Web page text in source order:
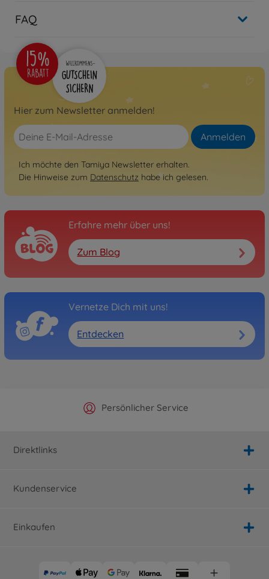
FAQ
Hier zum Newsletter anmelden!
Anmelden
Ich möchte den Tamiya Newsletter erhalten.
Die Hinweise zum Datenschutz habe ich gelesen.
Erfahre mehr über uns!
Zum Blog
Vernetze Dich mit uns!
Entdecken
Offizieller Hersteller Shop
Persönlicher Service
Versandkostenfrei ab 25€
Schnelle Lieferung
Direktlinks
Kundenservice
Einkaufen